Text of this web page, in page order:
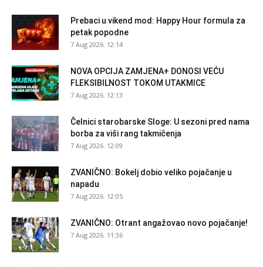
Prebaci u vikend mod: Happy Hour formula za
petak popodne
7 Aug 2026. 12:14
NOVA OPCIJA ZAMJENA+ DONOSI VEĆU
FLEKSIBILNOST TOKOM UTAKMICE
7 Aug 2026. 12:13
Čelnici starobarske Sloge: U sezoni pred nama
borba za viši rang takmičenja
7 Aug 2026. 12:09
ZVANIČNO: Bokelj dobio veliko pojačanje u
napadu
7 Aug 2026. 12:05
ZVANIČNO: Otrant angažovao novo pojačanje!
7 Aug 2026. 11:36